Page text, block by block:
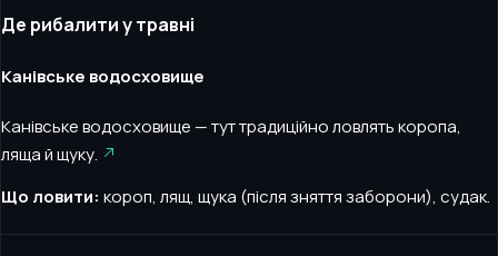
Де рибалити у травні
Канівське водосховище
Канівське водосховище — тут традиційно ловлять коропа,
ляща й щуку.
Що ловити: короп, лящ, щука (після зняття заборони), судак.